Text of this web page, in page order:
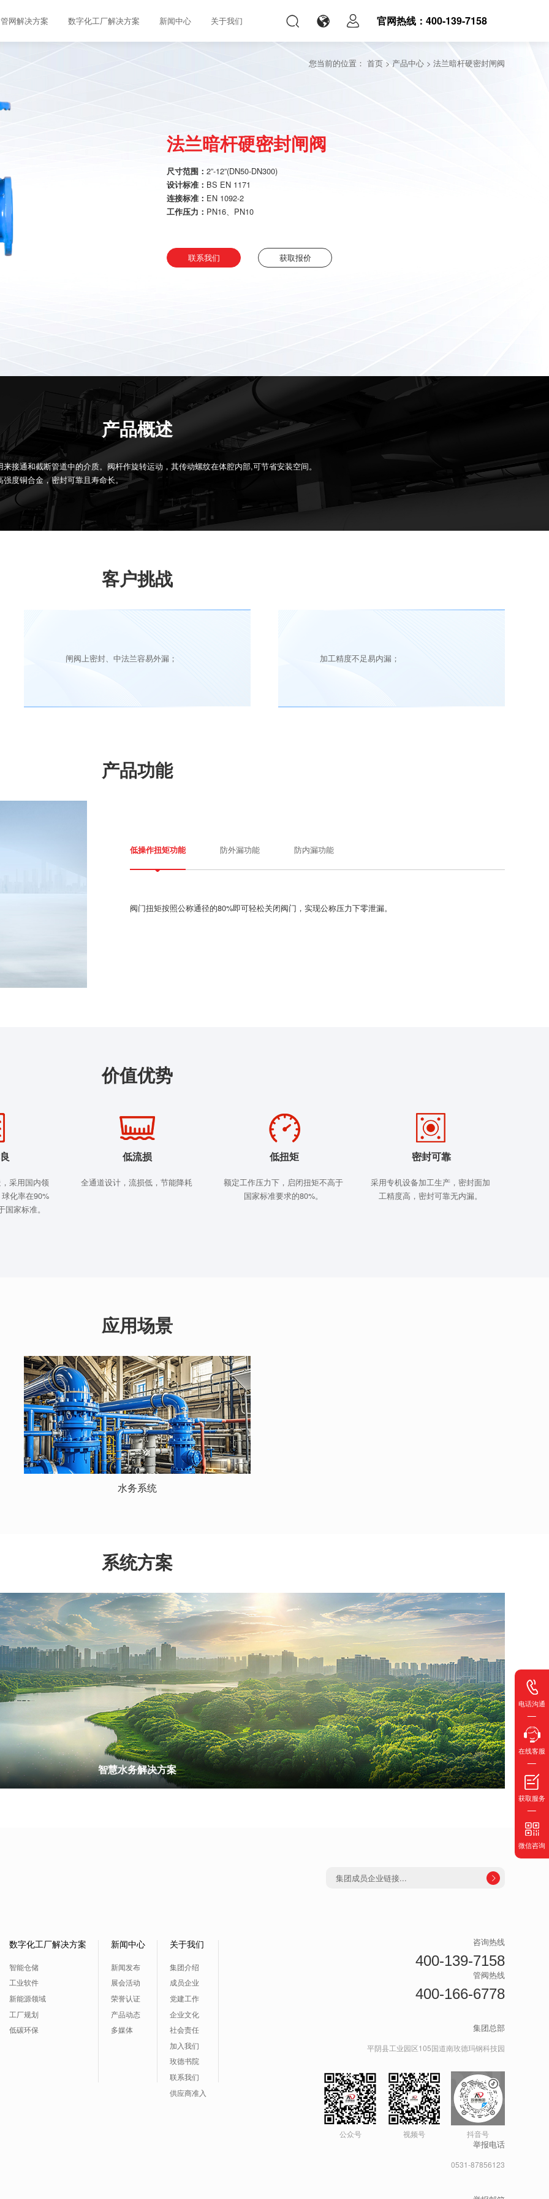
官网热线：400-139-7158
管网解决方案 数字化工厂解决方案 新闻中心 关于我们
您当前的位置： 首页 > 产品中心 > 法兰暗杆硬密封闸阀
法兰暗杆硬密封闸阀
尺寸范围： 2”-12”(DN50-DN300)
设计标准： BS EN 1171
连接标准： EN 1092-2
工作压力： PN16、PN10
联系我们 获取报价
产品概述
接通和截断管道中的介质。阀杆作旋转运动，其传动螺纹在体腔内部,可节省安装空间。
强度铜合金，密封可靠且寿命长。
客户挑战
闸阀上密封、中法兰容易外漏； 加工精度不足易内漏；
产品功能
低操作扭矩功能 防外漏功能 防内漏功能
阀门扭矩按照公称通径的80%即可轻松关闭阀门，实现公称压力下零泄漏。
价值优势
采用国内领
化率在90%
家标准。
低流损
全通道设计，流损低，节能降耗
低扭矩
额定工作压力下，启闭扭矩不高于
国家标准要求的80%。
密封可靠
采用专机设备加工生产，密封面加
工精度高，密封可靠无内漏。
应用场景
水务系统
系统方案
智慧水务解决方案
电话沟通
在线客服
获取服务
微信咨询
集团成员企业链接... 
数字化工厂解决方案
智能仓储
工业软件
新能源领域
工厂规划
低碳环保
新闻中心
新闻发布
展会活动
荣誉认证
产品动态
多媒体
关于我们
集团介绍
成员企业
党建工作
企业文化
社会责任
加入我们
玫德书院
联系我们
供应商准入
咨询热线
400-139-7158
管阀热线
400-166-6778
集团总部
平阴县工业园区105国道南玫德玛钢科技园
公众号 视频号 抖音号
举报电话
0531-87856123